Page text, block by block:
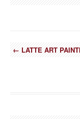
←LATTE ART